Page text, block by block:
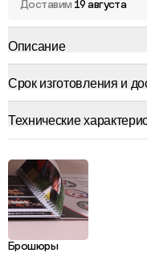
Доставим 19 августа
Описание
Срок изготовления и
Технические
Брошюры